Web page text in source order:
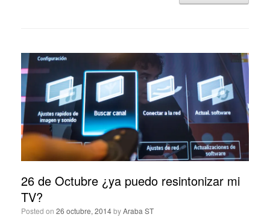
26 de Octubre ¿ya puedo resintonizar mi
TV?
Posted on 26 octubre, 2014byAraba ST